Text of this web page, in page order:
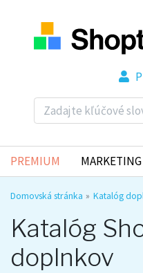
PREMIUM MARKETING
Domovská stránka Katalóg
Katalóg
doplnkov